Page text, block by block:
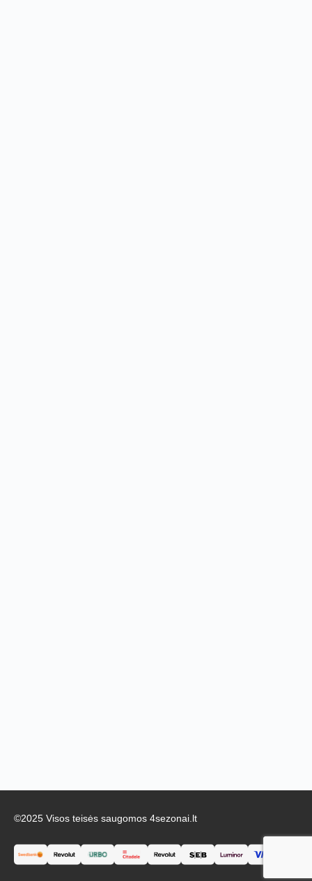
©2025 Visos teisės saugomos 4sezonai.lt